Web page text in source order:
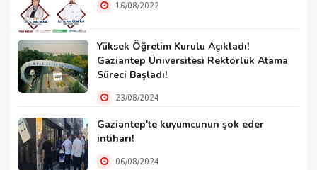
16/08/2022
Yüksek Öğretim Kurulu Açıkladı!
Gaziantep Üniversitesi Rektörlük Atama
Süreci Başladı!
23/08/2024
Gaziantep'te kuyumcunun şok eder
intiharı!
06/08/2024